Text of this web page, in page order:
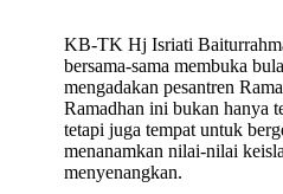
KB-TK Hj Isriati
bersama-sama membuka
mengadakan pesantren
Ramadhan ini bukan hanya
tetapi juga tempat untuk
menanamkan nilai-nilai
menyenangkan.